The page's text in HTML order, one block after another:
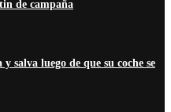
de campaña
salva luego de que su coche se